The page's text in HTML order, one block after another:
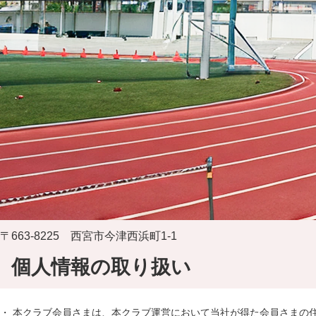
〒663-8225 西宮市今津西浜町1-1
個人情報の取り扱い
・ 本クラブ会員さまは、本クラブ運営において当社が得た会員さま